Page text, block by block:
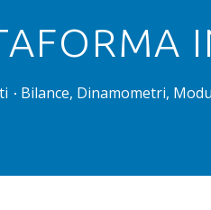
Bilance, Dinamometri,